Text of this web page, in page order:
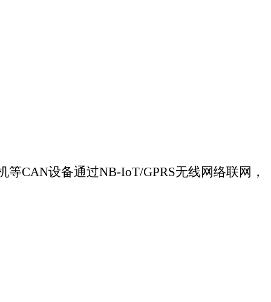
事宜的通知